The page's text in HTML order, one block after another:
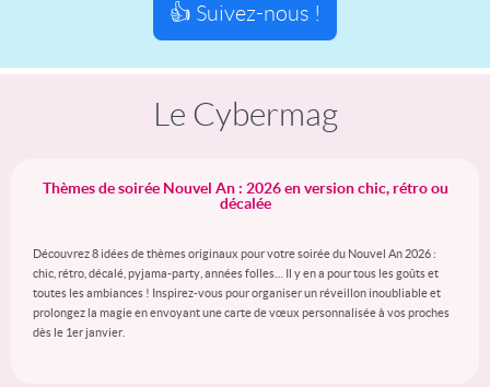
👍 Suivez-nous !
Le Cybermag
Thèmes de soirée Nouvel An : 2026 en version chic, rétro ou
décalée
Découvrez 8 idées de thèmes originaux pour votre soirée du Nouvel An 2026 :
chic, rétro, décalé, pyjama-party, années folles… Il y en a pour tous les goûts et
toutes les ambiances ! Inspirez-vous pour organiser un réveillon inoubliable et
prolongez la magie en envoyant une carte de vœux personnalisée à vos proches
dès le 1er janvier.